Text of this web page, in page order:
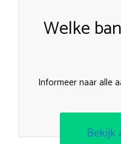
Welke
Informeer naar alle
Bekijk